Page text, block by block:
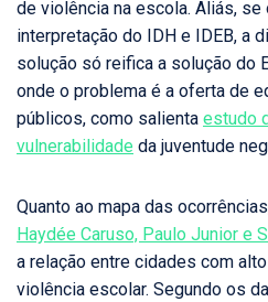
de violência na escola. Aliás,
interpretação do IDH e IDEB, a
solução só reifica a solução do
onde o problema é a oferta de
públicos, como salienta estudo
vulnerabilidade da juventude
Quanto ao mapa das
Haydée Caruso, Paulo Junior e
a relação entre cidades com
violência escolar. Segundo os